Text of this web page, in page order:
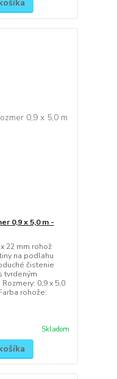
0,9 x 5,0 m -
22 mm rohož
na podlahu
čistenie
tvrdeným
0,9 x 5,0
rohože:
Skladom